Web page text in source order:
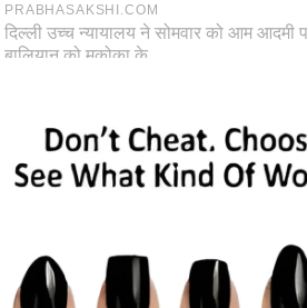
यि
क
मि
ए
म